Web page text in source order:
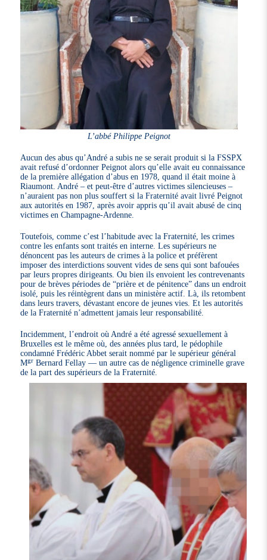
L’abbé Philippe Peignot
Aucun des abus qu’André a subis ne se serait produit si la FSSPX
avait refusé d’ordonner Peignot alors qu’elle avait eu connaissance
de la première allégation d’abus en 1978, quand il était moine à
Riaumont. André – et peut-être d’autres victimes silencieuses –
n’auraient pas non plus souffert si la Fraternité avait livré Peignot
aux autorités en 1987, après avoir appris qu’il avait abusé de cinq
victimes en Champagne-Ardenne.
Toutefois, comme c’est l’habitude avec la Fraternité, les crimes
contre les enfants sont traités en interne. Les supérieurs ne
dénoncent pas les auteurs de crimes à la police et préfèrent
imposer des interdictions souvent vides de sens qui sont bafouées
par leurs propres dirigeants. Ou bien ils envoient les contrevenants
pour de brèves périodes de “prière et de pénitence” dans un endroit
isolé, puis les réintègrent dans un ministère actif. Là, ils retombent
dans leurs travers, dévastant encore de jeunes vies. Et les autorités
de la Fraternité n’admettent jamais leur responsabilité.
Incidemment, l’endroit où André a été agressé sexuellement à
Bruxelles est le même où, des années plus tard, le pédophile
condamné Frédéric Abbet serait nommé par le supérieur général
Mgr Bernard Fellay — un autre cas de négligence criminelle grave
de la part des supérieurs de la Fraternité.